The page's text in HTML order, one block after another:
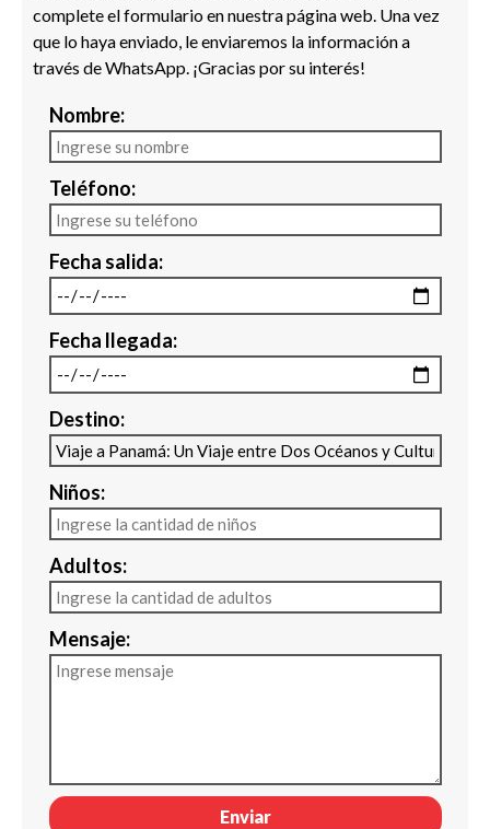
complete el formulario en nuestra página web. Una vez
que lo haya enviado, le enviaremos la información a
través de WhatsApp. ¡Gracias por su interés!
Nombre:
Teléfono:
Fecha salida:
Fecha llegada:
Destino:
Niños:
Adultos:
Mensaje:
Enviar